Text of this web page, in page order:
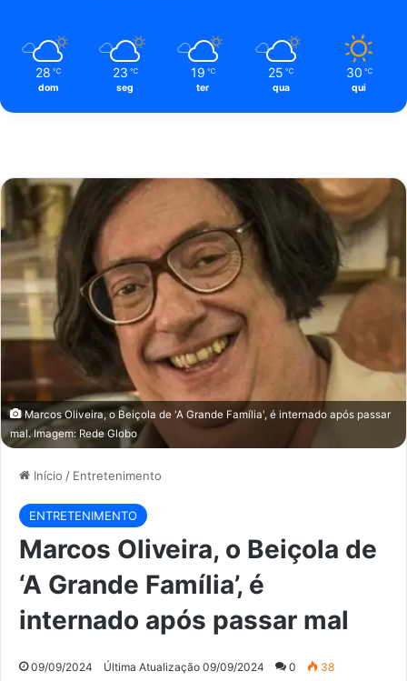
Marcos Oliveira, o Beiçola de 'A Grande Família', é internado após passar
mal. Imagem: Rede Globo
Início / Entretenimento
ENTRETENIMENTO
Marcos Oliveira, o Beiçola de
‘A Grande Família’, é
internado após passar mal
09/09/2024 Última Atualização 09/09/2024 0 38
28 ℃
dom
23 ℃
seg
19 ℃
ter
25 ℃
qua
30 ℃
qui